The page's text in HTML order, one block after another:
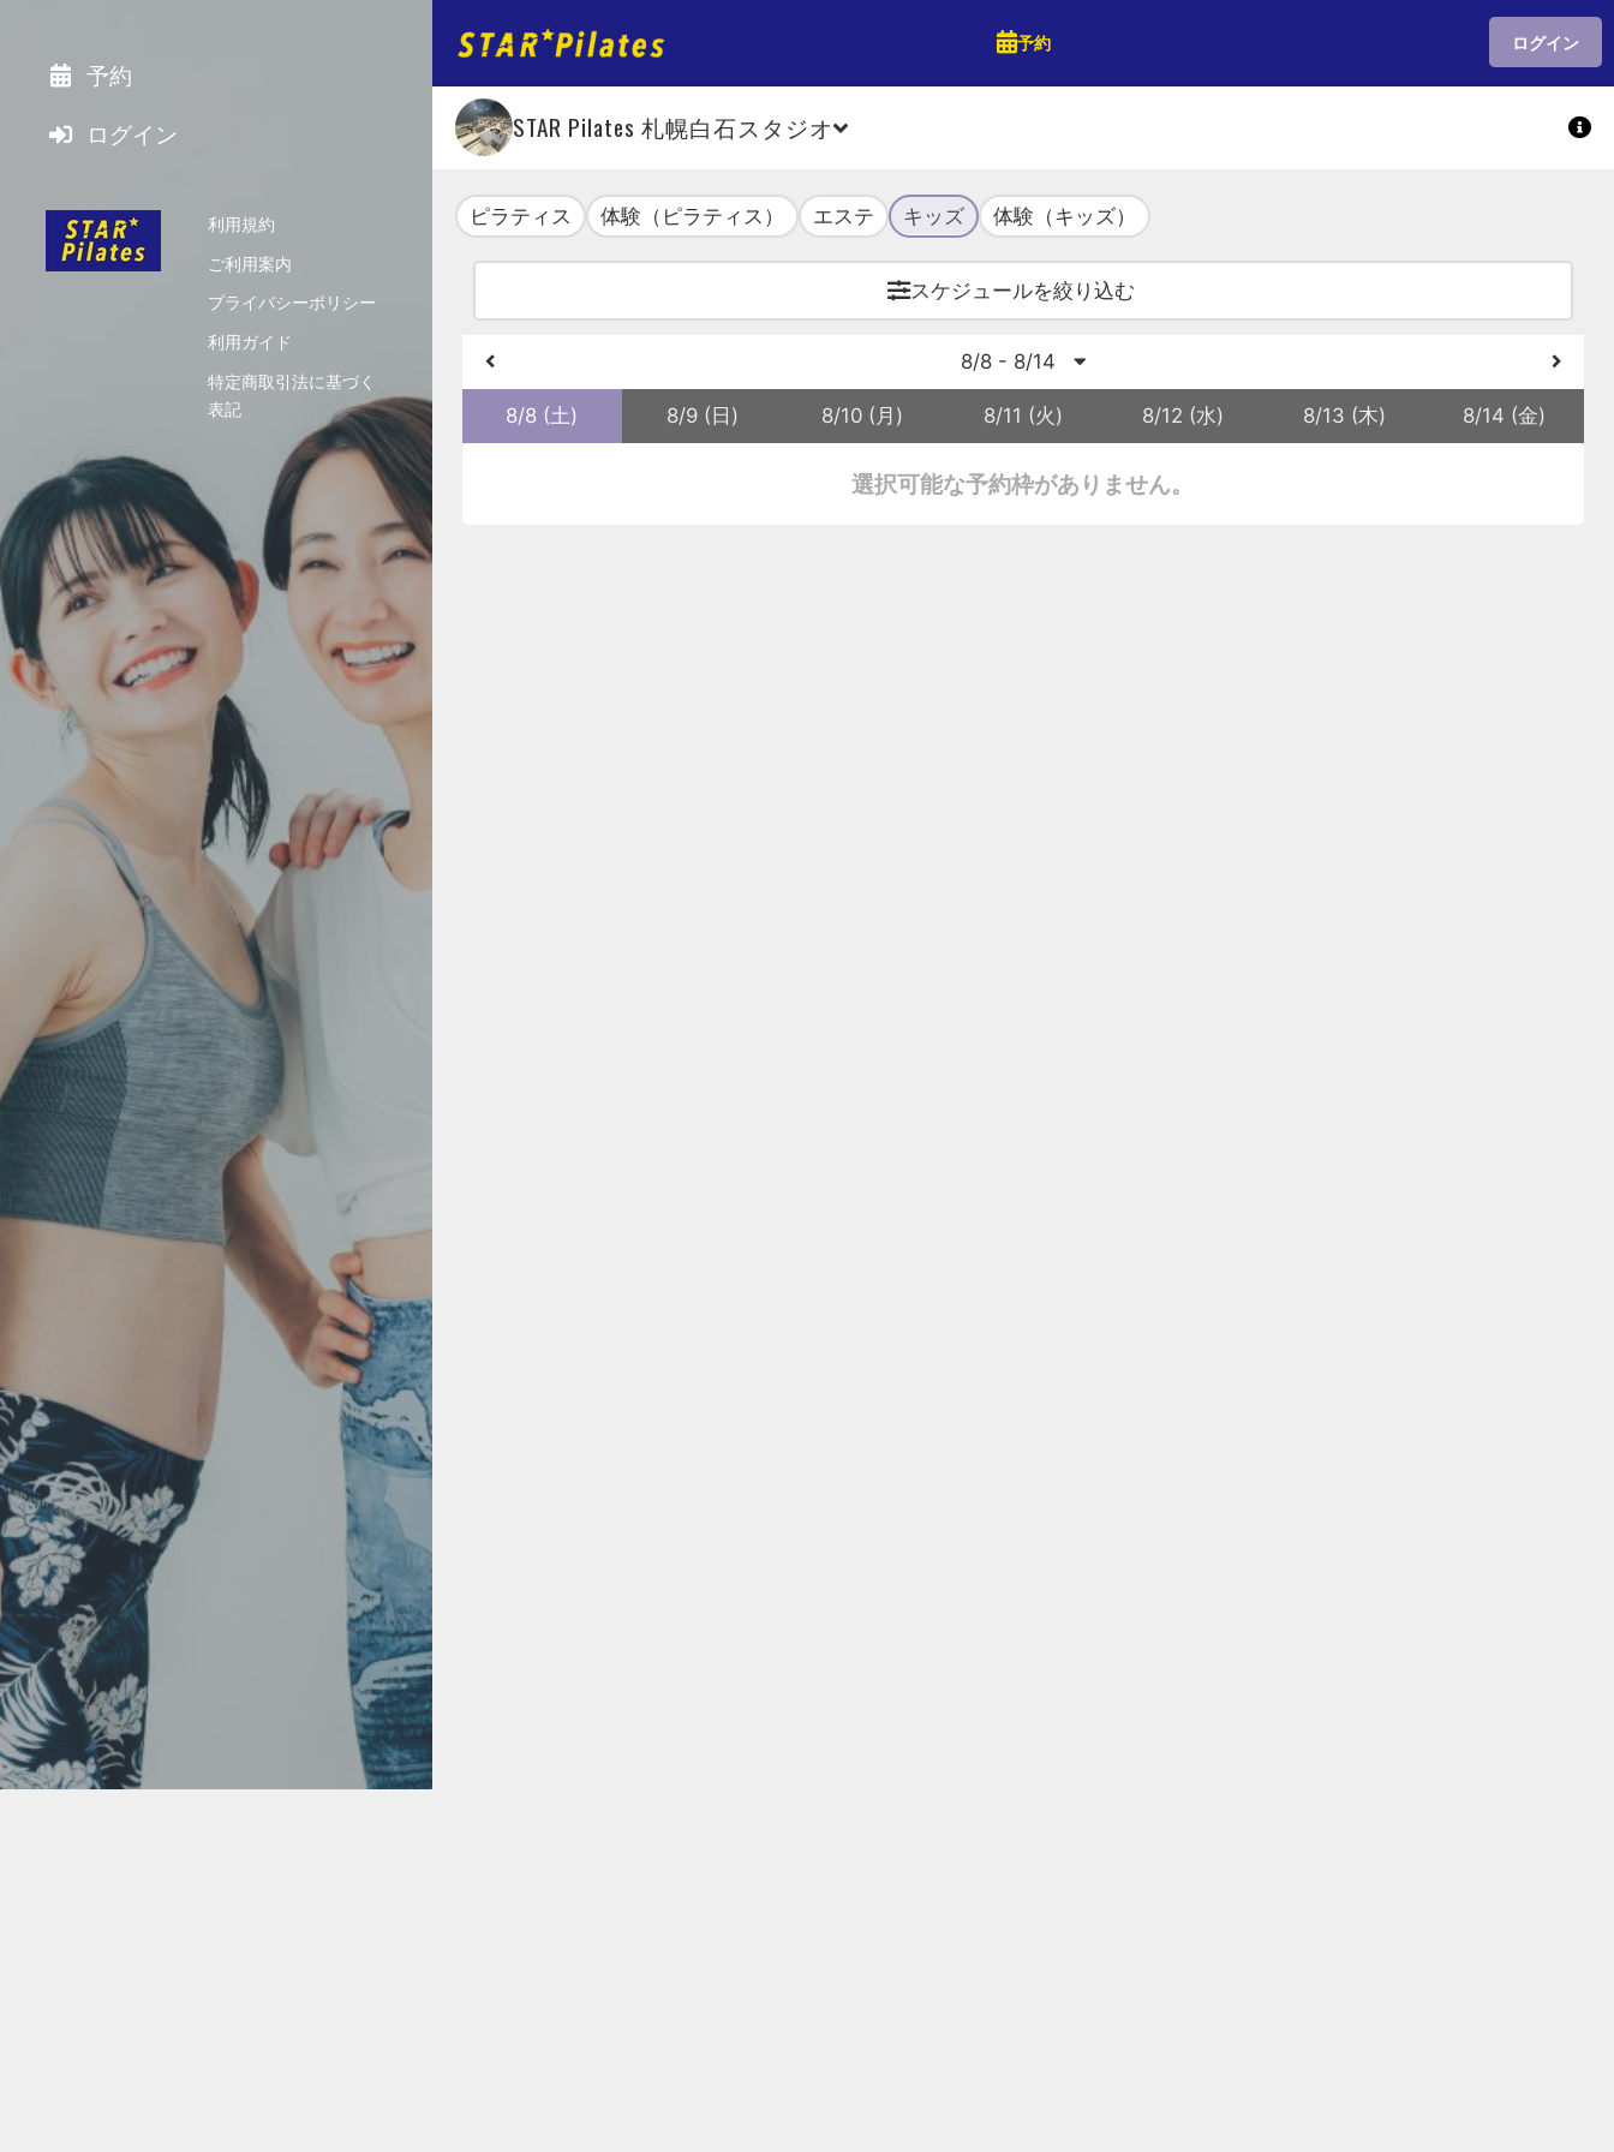
予約 ログイン
STAR Pilates 札幌白石スタジオ
ピラティス 体験（ピラティス） エステ キッズ 体験（キッズ）
スケジュールを絞り込む
8/8 - 8/14
8/8 (土) 8/9 (日) 8/10 (月) 8/11 (火) 8/12 (水) 8/13 (木) 8/14 (金)
選択可能な予約枠がありません。
予約
ログイン
利用規約
ご利用案内
プライバシーポリシー
利用ガイド
特定商取引法に基づく
表記